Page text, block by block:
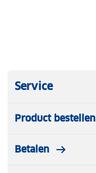
Service
Product bestellen
Betalen